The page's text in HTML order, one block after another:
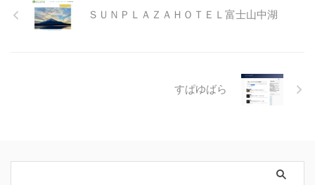
ＳＵＮＰＬＡＺＡＨＯＴＥＬ富士山中湖
すぱゆばら